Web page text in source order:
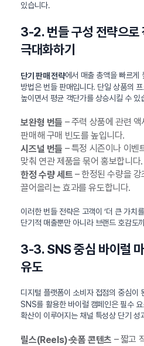
있습니다.
3-2. 번들 구성 전략으
극대화하기
단기 판매 전략에서 매출 총액을 빠르게
방법은 번들 판매입니다. 단일 상품의
높이면서 평균 객단가를 상승시킬 수 있
보완형 번들 – 주력 상품에 관련
판매해 구매 빈도를 높입니다.
시즈널 번들 – 특정 시즌이나 이벤
맞춰 연관 제품을 묶어 홍보합니다.
한정 수량 세트 – 한정된 수량을
끌어올리는 효과를 유도합니다.
이러한 번들 전략은 고객이 ‘더 큰 가치
단기적 매출뿐만 아니라 브랜드 호감도
3-3. SNS 중심 바이럴
유도
디지털 플랫폼이 소비자 접점의 중심이
SNS를 활용한 바이럴 캠페인은 필수
확산이 이루어지는 채널 특성상 단기 성
릴스(Reels)·숏폼 콘텐츠 – 짧고